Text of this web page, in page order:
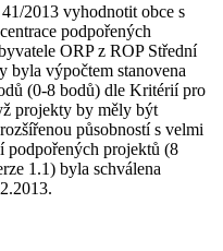
2013 vyhodnotit obce s
podpořených
ORP z ROP Střední
byla výpočtem stanovena
(0-8 bodů) dle Kritérií pro
projekty by měly být
působností s velmi
podpořených projektů (8
1.1) byla schválena